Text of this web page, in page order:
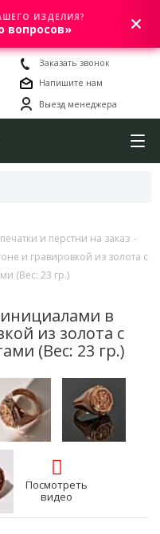
0
Заказать звонок
Напишите нам
Выезд менеджера
и перстни на заказ -
и гравировкой из золота с
(Вес: 23 гр.)
в
из золота с
(Вес: 23 гр.)
Посмотреть
видео
ИЗДЕЛИЯ?
вопросов»